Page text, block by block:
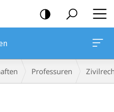
Professuren